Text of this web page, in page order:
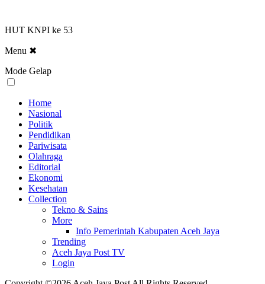
HUT KNPI ke 53
Menu ✖
Mode Gelap
Home
Nasional
Politik
Pendidikan
Pariwisata
Olahraga
Editorial
Ekonomi
Kesehatan
Collection
Tekno & Sains
More
Info Pemerintah Kabupaten Aceh Jaya
Trending
Aceh Jaya Post TV
Login